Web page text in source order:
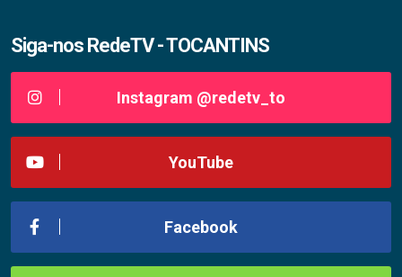
Siga-nos RedeTV - TOCANTINS
Instagram @redetv_to
YouTube
Facebook